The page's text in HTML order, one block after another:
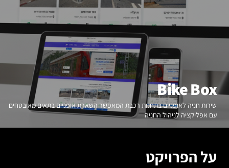
Bike Box
שירות חניה לאופניים בתחנות רכבת המאפשר השארת אופניים בתאים מאובטחים
עם אפליקציה לניהול החניה
על הפרויקט